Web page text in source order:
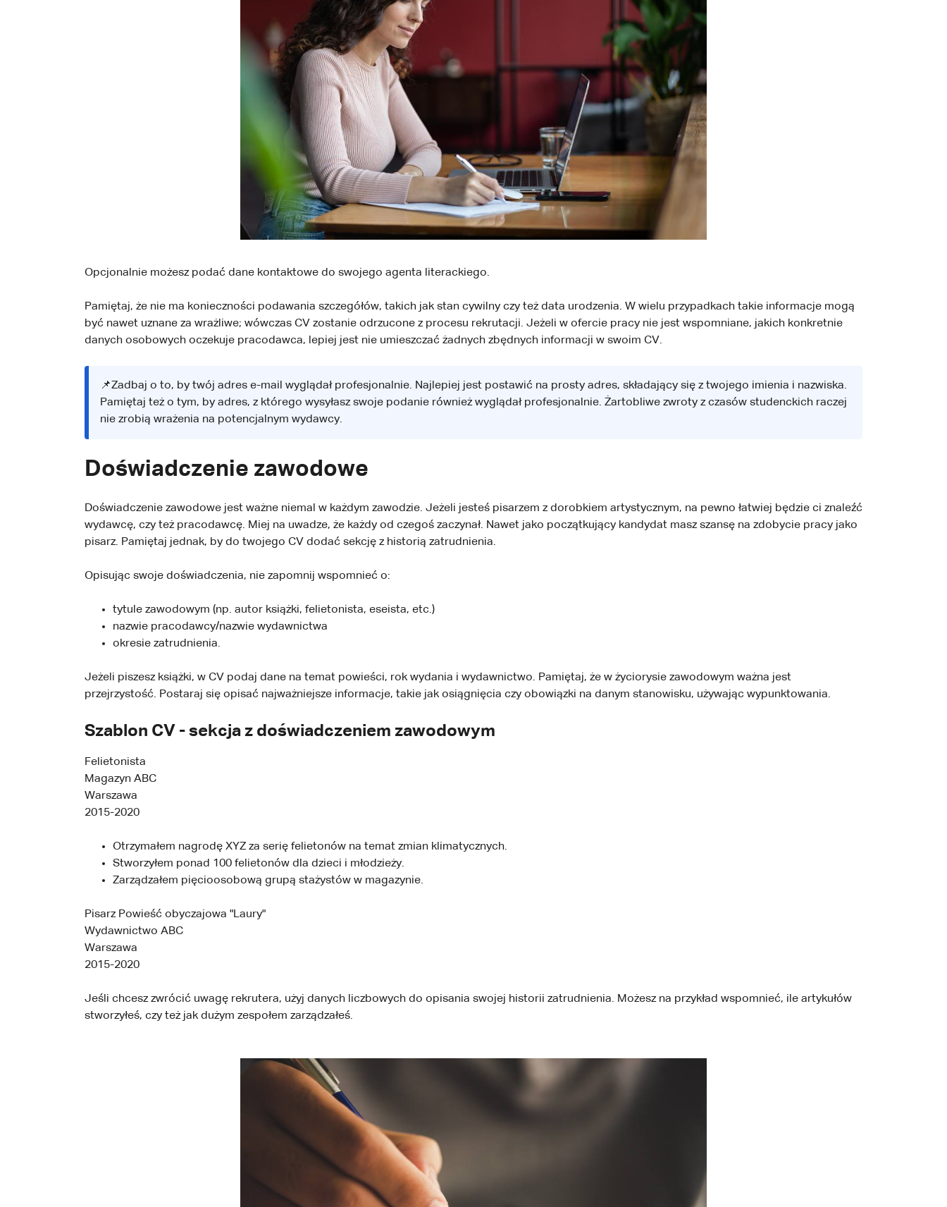
Opcjonalnie możesz podać dane kontaktowe do swojego agenta literackiego.
Pamiętaj, że nie ma konieczności podawania szczegółów, takich jak stan cywilny czy też data urodzenia. W wielu przypadkach takie informacje mogą
być nawet uznane za wrażliwe; wówczas CV zostanie odrzucone z procesu rekrutacji. Jeżeli w ofercie pracy nie jest wspomniane, jakich konkretnie
danych osobowych oczekuje pracodawca, lepiej jest nie umieszczać żadnych zbędnych informacji w swoim CV.
📌Zadbaj o to, by twój adres e-mail wyglądał profesjonalnie. Najlepiej jest postawić na prosty adres, składający się z twojego imienia i nazwiska.
Pamiętaj też o tym, by adres, z którego wysyłasz swoje podanie również wyglądał profesjonalnie. Żartobliwe zwroty z czasów studenckich raczej
nie zrobią wrażenia na potencjalnym wydawcy.
Doświadczenie zawodowe
Doświadczenie zawodowe jest ważne niemal w każdym zawodzie. Jeżeli jesteś pisarzem z dorobkiem artystycznym, na pewno łatwiej będzie ci znaleźć
wydawcę, czy też pracodawcę. Miej na uwadze, że każdy od czegoś zaczynał. Nawet jako początkujący kandydat masz szansę na zdobycie pracy jako
pisarz. Pamiętaj jednak, by do twojego CV dodać sekcję z historią zatrudnienia.
Opisując swoje doświadczenia, nie zapomnij wspomnieć o:
tytule zawodowym (np. autor książki, felietonista, eseista, etc.)
nazwie pracodawcy/nazwie wydawnictwa
okresie zatrudnienia.
Jeżeli piszesz książki, w CV podaj dane na temat powieści, rok wydania i wydawnictwo. Pamiętaj, że w życiorysie zawodowym ważna jest
przejrzystość. Postaraj się opisać najważniejsze informacje, takie jak osiągnięcia czy obowiązki na danym stanowisku, używając wypunktowania.
Szablon CV - sekcja z doświadczeniem zawodowym
Felietonista
Magazyn ABC
Warszawa
2015-2020
Otrzymałem nagrodę XYZ za serię felietonów na temat zmian klimatycznych.
Stworzyłem ponad 100 felietonów dla dzieci i młodzieży.
Zarządzałem pięcioosobową grupą stażystów w magazynie.
Pisarz Powieść obyczajowa "Laury"
Wydawnictwo ABC
Warszawa
2015-2020
Jeśli chcesz zwrócić uwagę rekrutera, użyj danych liczbowych do opisania swojej historii zatrudnienia. Możesz na przykład wspomnieć, ile artykułów
stworzyłeś, czy też jak dużym zespołem zarządzałeś.